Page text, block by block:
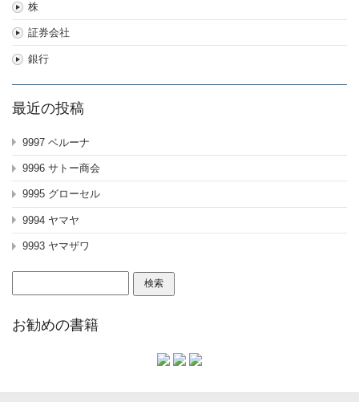
株
証券会社
銀行
最近の投稿
9997 ベルーナ
9996 サトー商会
9995 グローセル
9994 ヤマヤ
9993 ヤマザワ
索:
お勧めの書籍